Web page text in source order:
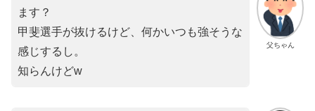
父ちゃん
ます？
甲斐選手が抜けるけど、何かいつも強そうな
感じするし。
知らんけどw